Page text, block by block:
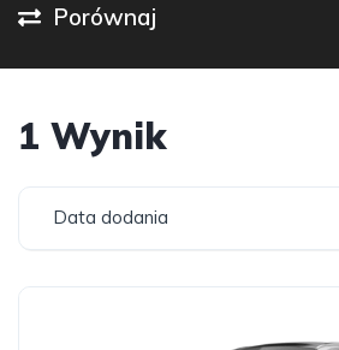
Porównaj
1 Wynik
Data dodania